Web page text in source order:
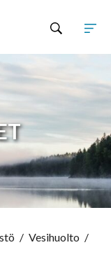
/ Vesihuolto /